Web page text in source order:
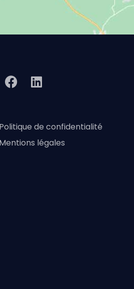
Politique de confidentialité
Mentions légales